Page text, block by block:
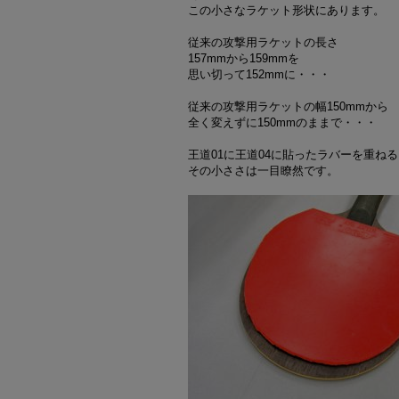
この小さなラケット形状にあります。
従来の攻撃用ラケットの長さ
157mmから159mmを
思い切って152mmに・・・
従来の攻撃用ラケットの幅150mmから
全く変えずに150mmのままで・・・
王道01に王道04に貼ったラバーを重ね
その小ささは一目瞭然です。